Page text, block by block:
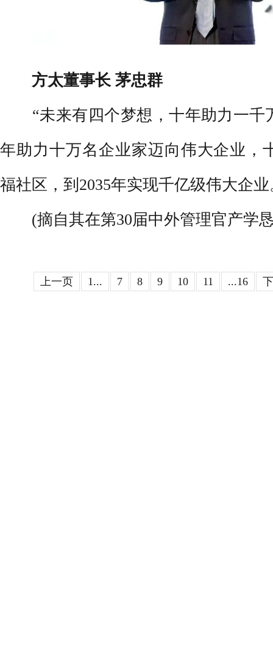
方太董事长 茅忠群
“未来有四个梦想，十年助力一千
年助力十万名企业家迈向伟大企业，
福社区，到2035年实现千亿级伟大企业
(摘自其在第30届中外管理官产学
上一页 1... 7 8 9 10 11 ...16